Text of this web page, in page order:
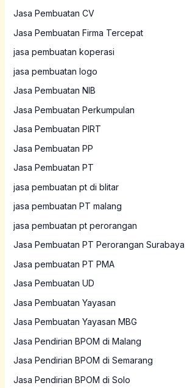
Jasa Pembuatan CV
Jasa Pembuatan Firma Tercepat
jasa pembuatan koperasi
jasa pembuatan logo
Jasa Pembuatan NIB
Jasa Pembuatan Perkumpulan
Jasa Pembuatan PIRT
Jasa Pembuatan PP
Jasa Pembuatan PT
jasa pembuatan pt di blitar
jasa pembuatan PT malang
jasa pembuatan pt perorangan
Jasa Pembuatan PT Perorangan Surabaya
Jasa pembuatan PT PMA
Jasa Pembuatan UD
Jasa Pembuatan Yayasan
Jasa Pembuatan Yayasan MBG
Jasa Pendirian BPOM di Malang
Jasa Pendirian BPOM di Semarang
Jasa Pendirian BPOM di Solo